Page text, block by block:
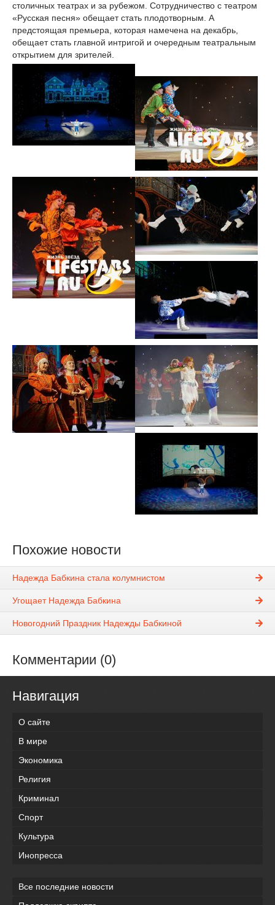
столичных театрах и за рубежом. Сотрудничество с театром
«Русская песня» обещает стать плодотворным. А
предстоящая премьера, которая намечена на декабрь,
обещает стать главной интригой и очередным театральным
открытием для зрителей.
Похожие новости
Надежда Бабкина стала колумнистом
Угощает Надежда Бабкина
Новогодний Праздник Надежды Бабкиной
Комментарии (0)
Навигация
О сайте
В мире
Экономика
Религия
Криминал
Спорт
Культура
Инопресса
Все последние новости